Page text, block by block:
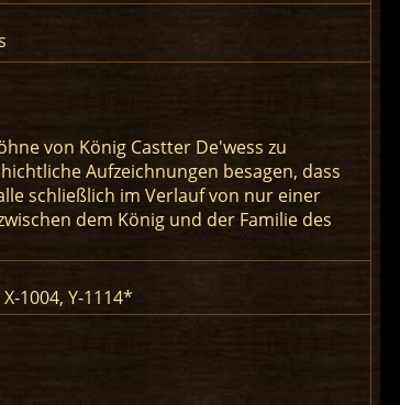
von König Castter De'wess zu
Aufzeichnungen besagen, dass
schließlich im Verlauf von nur einer
dem König und der Familie des
1004, Y-1114*